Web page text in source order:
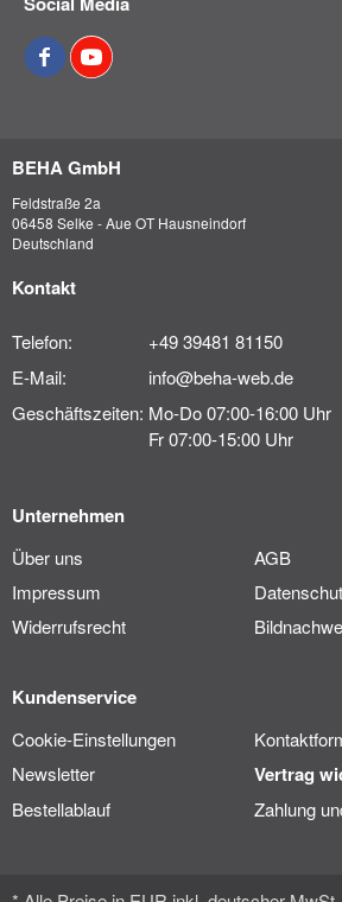
BEHA GmbH
Feldstraße 2a
06458 Selke - Aue OT Hausneindorf
Deutschland
Kontakt
Telefon:
+49 39481 81150
E-Mail:
info@beha-web.de
Geschäftszeiten: Mo-Do 07:00-16:00 Uhr
Fr 07:00-15:00 Uhr
Unternehmen
Über uns
AGB
Impressum
Widerrufsrecht
Kundenservice
Cookie-Einstellungen
Newsletter
Vertrag
Bestellablauf Zahlung